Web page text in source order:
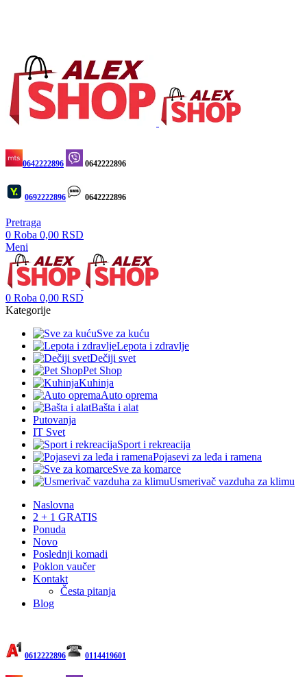
0642222896
0692222896
0642222896
0642222896
Pretraga
0 Roba 0,00 RSD
Meni
0 Roba 0,00 RSD
Kategorije
Sve za kuću
Lepota i zdravlje
Dečiji svet
Pet Shop
Kuhinja
Auto oprema
Bašta i alat
Putovanja
IT Svet
Sport i rekreacija
Pojasevi za leđa i ramena
Sve za komarce
Usmerivač vazduha za klimu
Naslovna
2 + 1 GRATIS
Ponuda
Novo
Poslednji komadi
Poklon vaučer
Kontakt
Česta pitanja
Blog
0612222896 0114419601